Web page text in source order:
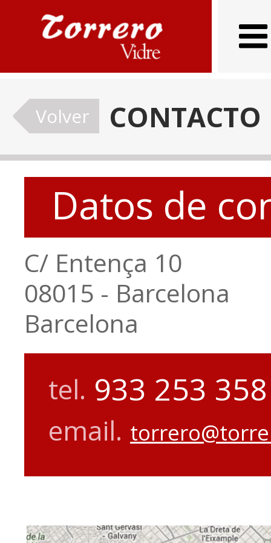
Volver CONTACTO
Datos de
C/ Entença 10
08015 - Barcelona
Barcelona
tel. 933 253 358
email.